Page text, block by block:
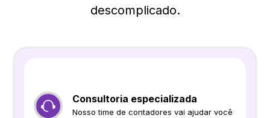
descomplicado.
Consultoria especializada
Nosso time de contadores vai ajudar você